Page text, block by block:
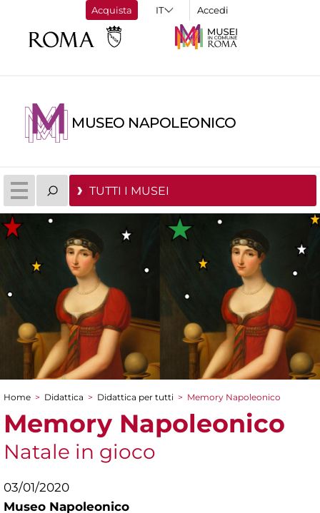
Acquista Accedi
MUSEO NAPOLEONICO
TUTTI I MUSEI
Tu sei qui
Home > Didattica > Didattica per tutti > Memory Napoleonico
Memory Napoleonico
Natale in gioco
03/01/2020
Museo Napoleonico